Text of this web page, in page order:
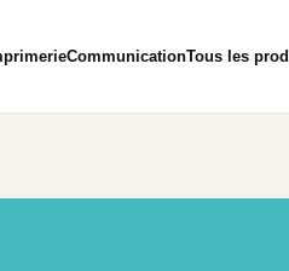
CommunicationTous les